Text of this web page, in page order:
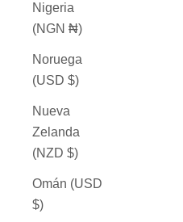
Nigeria
(NGN ₦)
Noruega
(USD $)
Nueva
Zelanda
(NZD $)
Omán (USD
$)